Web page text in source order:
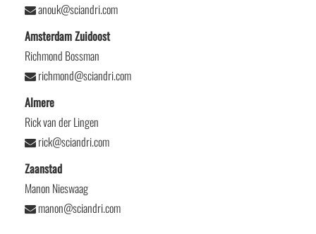
anouk@sciandri.com
Amsterdam Zuidoost
Richmond Bossman
richmond@sciandri.com
Almere
Rick van der Lingen
rick@sciandri.com
Zaanstad
Manon Nieswaag
manon@sciandri.com